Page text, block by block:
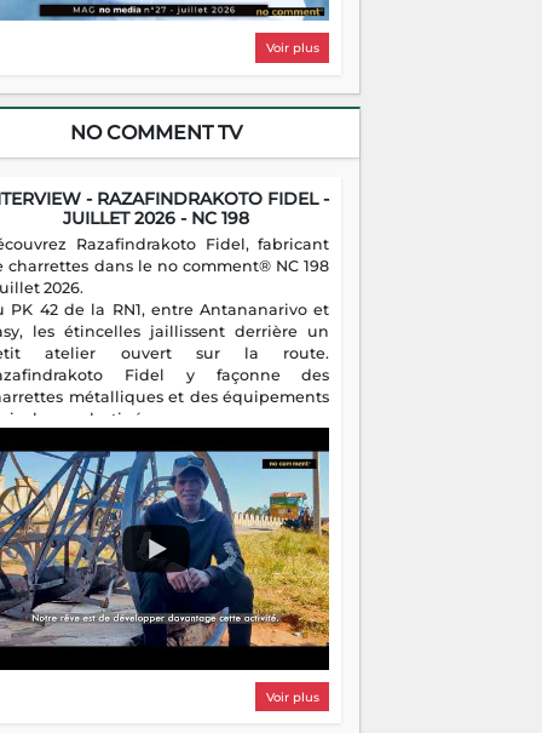
que tout le monde rame dans le
Voir plus
NO COMMENT TV
- RAZAFINDRAKOTO FIDEL -
JUILLET 2026 - NC 198
Razafindrakoto Fidel, fabricant
charrettes dans le no comment® NC 198
2026.
PK 42 de la RN1, entre Antananarivo et
les étincelles jaillissent derrière un
atelier ouvert sur la route.
Fidel y façonne des
métalliques et des équipements
destinés aux campagnes
il perpétue un métier discret mais
Voir plus